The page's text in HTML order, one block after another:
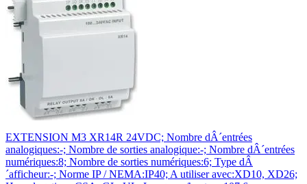
EXTENSION M3 XR14R 24VDC; Nombre dÂ´entrées
analogiques:-; Nombre de sorties analogique:-; Nombre dÂ´entrées
numériques:8; Nombre de sorties numériques:6; Type dÂ
´afficheur:-; Norme IP / NEMA:IP40; A utiliser avec:XD10, XD26;